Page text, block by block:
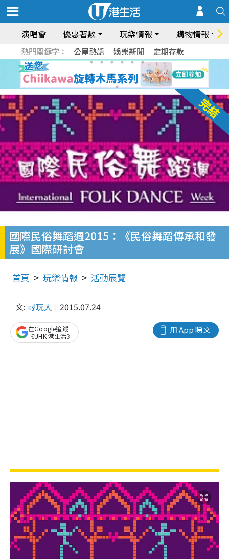
演唱會 優惠著數 玩樂情報 購物情報
熱門關鍵字： 公屋熱話 娛樂新聞 定期存款
國際民俗舞蹈週2015：《民俗舞蹈傳承和發
展》國際研討會
首頁 玩樂情報 活動展覽
文: 尋玩人 2015.07.24
用 App 睇文
在Google追蹤
《UHK 港生活》